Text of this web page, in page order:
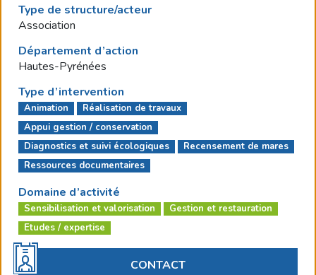
Type de structure/acteur
Association
Département d’action
Hautes-Pyrénées
Type d’intervention
Animation
Réalisation de travaux
Appui gestion / conservation
Diagnostics et suivi écologiques
Recensement de mares
Ressources documentaires
Domaine d’activité
Sensibilisation et valorisation
Gestion et restauration
Etudes / expertise
CONTACT